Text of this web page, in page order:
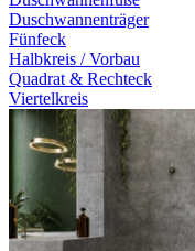
Duschwannenträger
Fünfeck
Halbkreis / Vorbau
Quadrat & Rechteck
Viertelkreis